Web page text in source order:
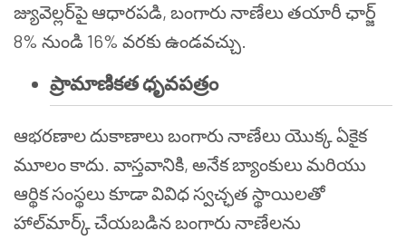
జ్యువెల్లర్‌పై ఆధారపడి, బంగారు నాణేలు తయారీ ఛార్జ్
8% నుండి 16% వరకు ఉండవచ్చు.
ప్రామాణికత ధృవపత్రం
ఆభరణాల దుకాణాలు బంగారు నాణేలు యొక్క ఏకైక
మూలం కాదు. వాస్తవానికి, అనేక బ్యాంకులు మరియు
ఆర్థిక సంస్థలు కూడా వివిధ స్వచ్ఛత స్థాయిలతో
హాల్‌మార్క్ చేయబడిన బంగారు నాణేలను